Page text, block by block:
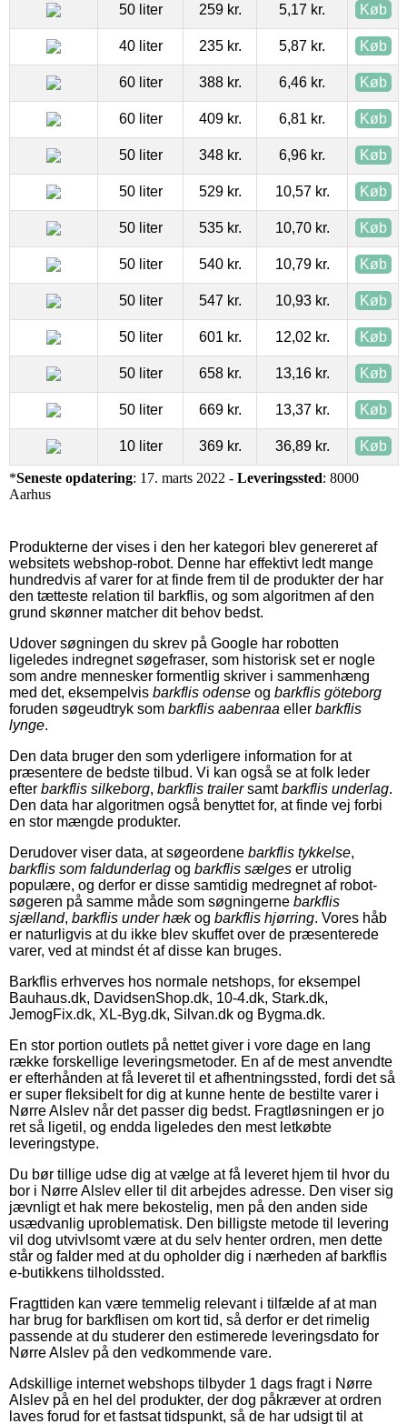
50 liter 259 kr. 5,17 kr. Køb
40 liter 235 kr. 5,87 kr. Køb
60 liter 388 kr. 6,46 kr. Køb
60 liter 409 kr. 6,81 kr. Køb
50 liter 348 kr. 6,96 kr. Køb
50 liter 529 kr. 10,57 kr. Køb
50 liter 535 kr. 10,70 kr. Køb
50 liter 540 kr. 10,79 kr. Køb
50 liter 547 kr. 10,93 kr. Køb
50 liter 601 kr. 12,02 kr. Køb
50 liter 658 kr. 13,16 kr. Køb
50 liter 669 kr. 13,37 kr. Køb
10 liter 369 kr. 36,89 kr. Køb
*Seneste opdatering: 17. marts 2022 - Leveringssted: 8000
Aarhus
Produkterne der vises i den her kategori blev genereret af
websitets webshop-robot. Denne har effektivt ledt mange
hundredvis af varer for at finde frem til de produkter der har
den tætteste relation til barkflis, og som algoritmen af den
grund skønner matcher dit behov bedst.
Udover søgningen du skrev på Google har robotten
ligeledes indregnet søgefraser, som historisk set er nogle
som andre mennesker formentlig skriver i sammenhæng
med det, eksempelvis barkflis odense og barkflis göteborg
foruden søgeudtryk som barkflis aabenraa eller barkflis
lynge.
Den data bruger den som yderligere information for at
præsentere de bedste tilbud. Vi kan også se at folk leder
efter barkflis silkeborg, barkflis trailersamtbarkflis underlag.
Den data har algoritmen også benyttet for, at finde vej forbi
en stor mængde produkter.
Derudover viser data, at søgeordene barkflis tykkelse,
barkflis som faldunderlag og barkflis sælges er utrolig
populære, og derfor er disse samtidig medregnet af robot-
søgeren på samme måde som søgningerne barkflis
sjælland, barkflis under hækog barkflis hjørring. Vores håb
er naturligvis at du ikke blev skuffet over de præsenterede
varer, ved at mindst ét af disse kan bruges.
Barkflis erhverves hos normale netshops, for eksempel
Bauhaus.dk, DavidsenShop.dk, 10-4.dk, Stark.dk,
JemogFix.dk, XL-Byg.dk, Silvan.dk og Bygma.dk.
En stor portion outlets på nettet giver i vore dage en lang
række forskellige leveringsmetoder. En af de mest anvendte
er efterhånden at få leveret til et afhentningssted, fordi det så
er super fleksibelt for dig at kunne hente de bestilte varer i
Nørre Alslev når det passer dig bedst. Fragtløsningen er jo
ret så ligetil, og endda ligeledes den mest letkøbte
leveringstype.
Du bør tillige udse dig at vælge at få leveret hjem til hvor du
bor i Nørre Alslev eller til dit arbejdes adresse. Den viser sig
jævnligt et hak mere bekostelig, men på den anden side
usædvanlig uproblematisk. Den billigste metode til levering
vil dog utvivlsomt være at du selv henter ordren, men dette
står og falder med at du opholder dig i nærheden af barkflis
e-butikkens tilholdssted.
Fragttiden kan være temmelig relevant i tilfælde af at man
har brug for barkflisen om kort tid, så derfor er det rimelig
passende at du studerer den estimerede leveringsdato for
Nørre Alslev på den vedkommende vare.
Adskillige internet webshops tilbyder 1 dags fragt i Nørre
Alslev på en hel del produkter, der dog påkræver at ordren
laves forud for et fastsat tidspunkt, så de har udsigt til at